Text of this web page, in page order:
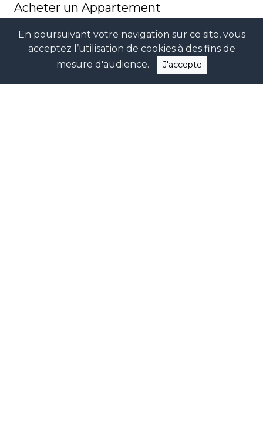
En poursuivant votre navigation sur ce site, vous
acceptez l’utilisation de cookies à des fins de
mesure d'audience.
J'accepte
Acheter un Appartement
Acheter un Appartement à LA MADELEINE
Acheter un Appartement à LAMBERSART
Acheter un Appartement à LE TOUQUET PARIS
Acheter un Appartement à LILLE